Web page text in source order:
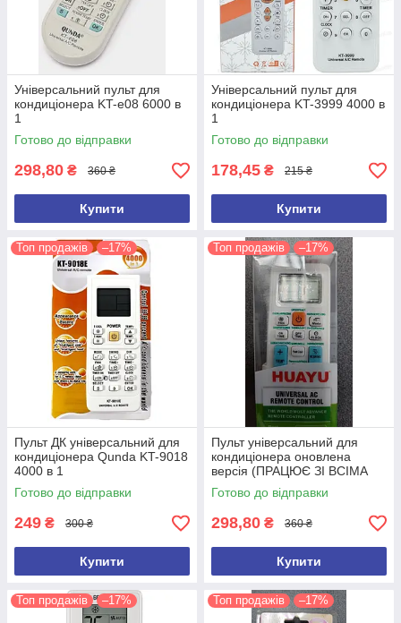
Універсальний пульт для
кондиціонера KT-e08 6000 в
1
Готово до відправки
298,80 ₴ 360 ₴
Купити
Універсальний пульт для
кондиціонера KT-3999 4000 в
1
Готово до відправки
178,45 ₴ 215 ₴
Купити
Топ продажів –17%
Пульт ДК універсальний для
кондиціонера Qunda KT-9018
4000 в 1
Готово до відправки
249 ₴ 300 ₴
Купити
Топ продажів –17%
Пульт універсальний для
кондиціонера оновлена
версія (ПРАЦЮЄ ЗІ ВСІМА
КОНДИЦІОНЕРАМИ)
Готово до відправки
298,80 ₴ 360 ₴
Купити
Топ продажів –17% Топ продажів –17%